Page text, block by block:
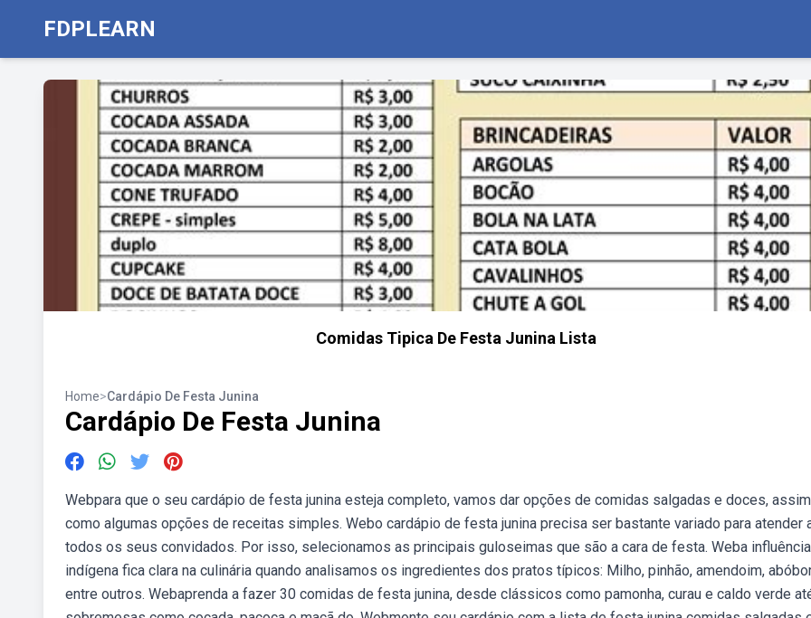
FDPLEARN
Comidas Tipica De Festa Junina Lista
Home>Cardápio De Festa Junina
Cardápio De Festa Junina
Webpara que o seu cardápio de festa junina esteja completo, vamos dar opções de comidas salgadas e doces, assim
como algumas opções de receitas simples. Webo cardápio de festa junina precisa ser bastante variado para atender
todos os seus convidados. Por isso, selecionamos as principais guloseimas que são a cara de festa. Weba influência
indígena fica clara na culinária quando analisamos os ingredientes dos pratos típicos: Milho, pinhão, amendoim,
entre outros. Webaprenda a fazer 30 comidas de festa junina, desde clássicos como pamonha, curau e caldo verde